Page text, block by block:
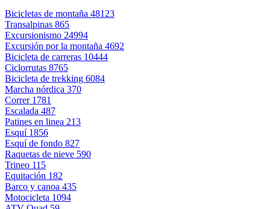
Bicicletas de montaña 48123
Transalpinas 865
Excursionismo 24994
Excursión por la montaña 4692
Bicicleta de carreras 10444
Ciclorrutas 8765
Bicicleta de trekking 6084
Marcha nórdica 370
Correr 1781
Escalada 487
Patines en linea 213
Esquí 1856
Esquí de fondo 827
Raquetas de nieve 590
Trineo 115
Equitación 182
Barco y canoa 435
Motocicleta 1094